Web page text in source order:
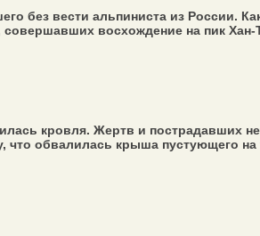
без вести альпиниста из
восхождение на пик Хан-
кровля. Жертв и пострадавших
обвалилась крыша пустующего на